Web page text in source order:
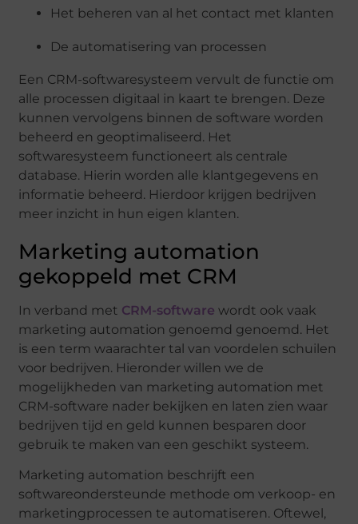
Het beheren van al het contact met klanten
De automatisering van processen
Een CRM-softwaresysteem vervult de functie om
alle processen digitaal in kaart te brengen. Deze
kunnen vervolgens binnen de software worden
beheerd en geoptimaliseerd. Het
softwaresysteem functioneert als centrale
database. Hierin worden alle klantgegevens en
informatie beheerd. Hierdoor krijgen bedrijven
meer inzicht in hun eigen klanten.
Marketing automation
gekoppeld met CRM
In verband met CRM-software wordt ook vaak
marketing automation genoemd genoemd. Het
is een term waarachter tal van voordelen schuilen
voor bedrijven. Hieronder willen we de
mogelijkheden van marketing automation met
CRM-software nader bekijken en laten zien waar
bedrijven tijd en geld kunnen besparen door
gebruik te maken van een geschikt systeem.
Marketing automation beschrijft een
softwareondersteunde methode om verkoop- en
marketingprocessen te automatiseren. Oftewel,